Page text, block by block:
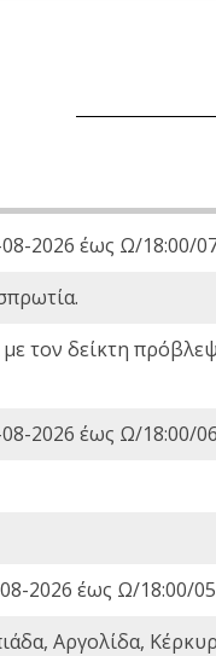
2026 έως Ω/18:00/
τον δείκτη
2026 έως Ω/18:00/
2026 έως Ω/18:00/
Αργολίδα,